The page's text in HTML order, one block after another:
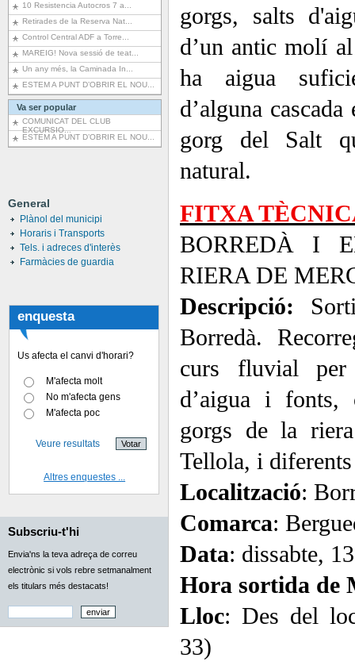
10 Resistencia Autocros 7 a...
Retirades de la Reserva Nat...
Control Central ADF a Torre...
MAREIG! Nova sessió de teat...
Un any més, la Caminada In...
ESTEM A PUNT D’OBRIR EL NOU...
Va ser popular
COMUNICAT DEL CLUB
EXCURSIO...
ESTEM A PUNT D’OBRIR EL NOU...
General
Plànol del municipi
Horaris i Transports
Tels. i adreces d'interès
Farmàcies de guardia
enquesta
Us afecta el canvi d'horari?
M'afecta molt
No m'afecta gens
M'afecta poc
Veure resultats
Altres enquestes ...
Subscriu-t'hi
Envia'ns la teva adreça de correu
electrònic si vols rebre setmanalment
els titulars més destacats!
gorgs, salts
d’un antic molí
ha aigua
d’alguna
gorg del Salt
natural.
FITXA
BORREDÀ I
RIERA DE
Descripció:
Borredà.
curs fluvial per
d’aigua i
gorgs de la
Tellola, i
Localització:
Comarca:
Data: dissabte,
Hora sortida de
Lloc: Des del
33)